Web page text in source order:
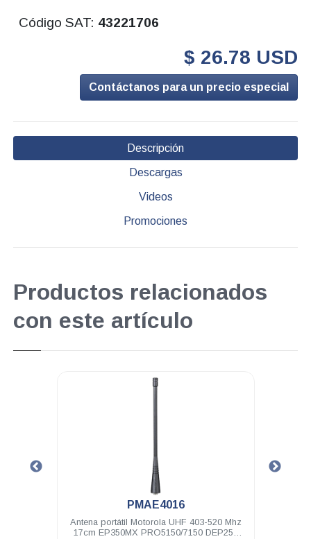
Código SAT: 43221706
$ 26.78 USD
Contáctanos para un precio especial
Descripción
Descargas
Videos
Promociones
Productos relacionados
con este artículo
.
PMAE4016
Antena portátil Motorola UHF 403-520 Mhz
17cm EP350MX PRO5150/7150 DEP250